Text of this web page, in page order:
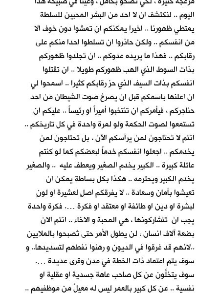
اليوم .. لنكتشف ان لا احد من البشر المحبين للسلطة
يمتطي ظهورنا .. اخيرا يمكنكم ان تمشوا دون خوف الا
من انفسكم .. ولكن حاذروا ان تسلطوا احدا منكم على
رقابكم .. فهذا ما يريده عدوكم .. ان تجلدوا ظهوركم
بذات السوط الذي الهب ظهوركم طويلا .. ان تقتلوا
انفسكم بذات السيف الذي حز رقابكم كثيرا .. اسمحوا لي
ان اعلنها باسمكم قبل ان يصرخ صوت الشيطان من احد
حناجركم ، فيأمركم ان تنتخبوا أميراً او رئيساً .. عليكم ان
تستمعوا لصوت الحكمة ولو لمرة واحدة في كل تاريخكم ..
انتم لا تحتاجون لمن يرأسكم الآن ، بل تحتاجون لمن
يخدمكم .. اجعلوا انفسكم خدماً لبعضكم كما لو كنتم
عائلة كبيرة .. الكبير يخدم الصغير ويعطف عليه .. والصغير
يخدم الكبير ويحترمه .. هكذا بكل بساطة يمكن ان
تعيشوا بأمان وسعادة .. لا يفرقكم اصلٍ لعشيرة او لونٍ
لبشرة او دين او طائفة او معتقد او فكرة …. فكرة واحدة
يجب ان تتشاركونها ، هي المحبة و الاخاء .. انتم الان
بضعة آلاف انسان ، لن يطول الأمر حتى تُصبحوا بالملايين
..لانهم قد غرقوا في الديون و رهنوا نفطهم لتسديدها.. و
سوف يتم اعتماد ذات الخطة في مدن وقرى عديدة ….
سوف يتخلَّون عن كل صاحب عاهة جسدية او عقلية او
نفسية .. عن كل كبير بالعمر ليس له معيلٌ من موظفيهم ..